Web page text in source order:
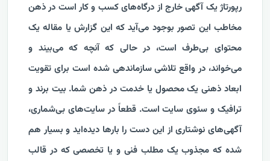
رپورتاژ یک آگهی خارج از درگاه‌های کسب و کار است در ذهن
مخاطب این تصور بوجود می‌آید که این گزارش یا مقاله یک
محتوای بی‌طرف است، در حالی که آنچه که می‌بیند و
می‌خواند، در واقع تلاشی سازماندهی شده است برای تقویت
ابعاد ذهنی یک محصول یا خدمت در ذهن شما. بیت برند و
ترافیک و سئوی سایت است. قطعاً در سایت‌های بی‌شماری،
آگهی‌های نوشتاری از این دست را بارها دیده‌اید و بسیار هم
شده که مجذوب یک مطلب فنی و یا تخصصی که در قالب